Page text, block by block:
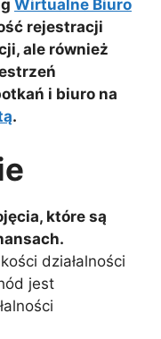
Wirtualne Biuro
rejestracji
ale również
i biuro na
.
które są
działalności
jest